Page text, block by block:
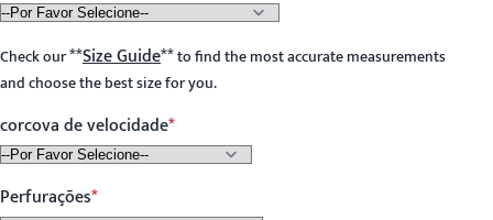
Check our**Size Guide**to find the most accurate measurements
and choose the best size for you.
corcova de velocidade
Perfurações